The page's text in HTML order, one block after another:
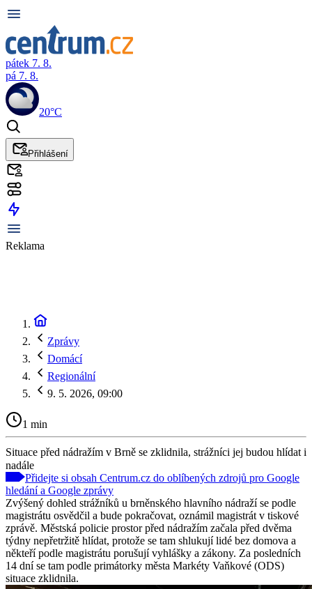
pátek 7. 8.
pá 7. 8.
20°C
Přihlášení
Reklama
Zprávy
Domácí
Regionální
9. 5. 2026, 09:00
1 min
Situace před nádražím v Brně se zklidnila, strážníci jej budou hlídat i
nadále
Přidejte si obsah Centrum.cz do oblíbených zdrojů pro Google
hledání a Google zprávy
Zvýšený dohled strážníků u brněnského hlavního nádraží se podle
magistrátu osvědčil a bude pokračovat, oznámil magistrát v tiskové
zprávě. Městská policie prostor před nádražím začala před dvěma
týdny nepřetržitě hlídat, protože se tam shlukují lidé bez domova a
někteří podle magistrátu porušují vyhlášky a zákony. Za posledních
14 dní se tam podle primátorky města Markéty Vaňkové (ODS)
situace zklidnila.